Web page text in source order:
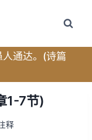
通达。(诗篇
1-7节)
释